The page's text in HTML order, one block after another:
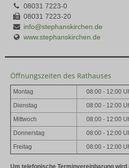
08031 7223-0
08031 7223-20
info@stephanskirchen.de
www.stephanskirchen.de
Öffnungszeiten des Rathauses
Montag 08:00 - 12:00
Dienstag 08:00 - 12:00
Mittwoch 08:00 - 12:00
Donnerstag 08:00 - 12:00
Freitag 08:00 - 12:00
Um telefonische Terminvereinbarung wird